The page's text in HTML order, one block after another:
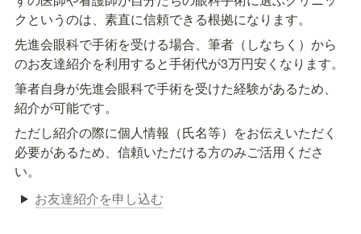
クというのは、素直に信頼できる根拠になります。
先進会眼科で手術を受ける場合、筆者（しなちく）から
のお友達紹介を利用すると手術代が3万円安くなります。
筆者自身が先進会眼科で手術を受けた経験があるため、
紹介が可能です。
ただし紹介の際に個人情報（氏名等）をお伝えいただく
必要があるため、信頼いただける方のみご活用くださ
い。
お友達紹介を申し込む